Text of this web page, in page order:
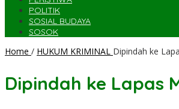
POLITIK
SOSIAL BUDAYA
SOSOK
Home / HUKUM KRIMINAL Dipindah ke
Dipindah ke Lapas